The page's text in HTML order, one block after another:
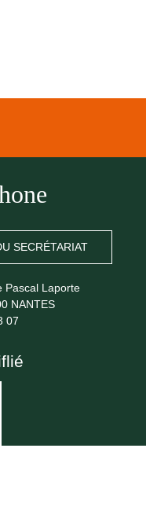
SECRÉTARIAT
Pascal Laporte
NANTES
07